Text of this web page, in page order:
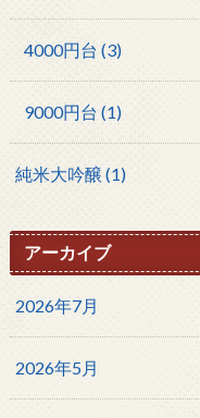
4000円台 (3)
9000円台 (1)
純米大吟醸 (1)
アーカイブ
2026年7月
2026年5月